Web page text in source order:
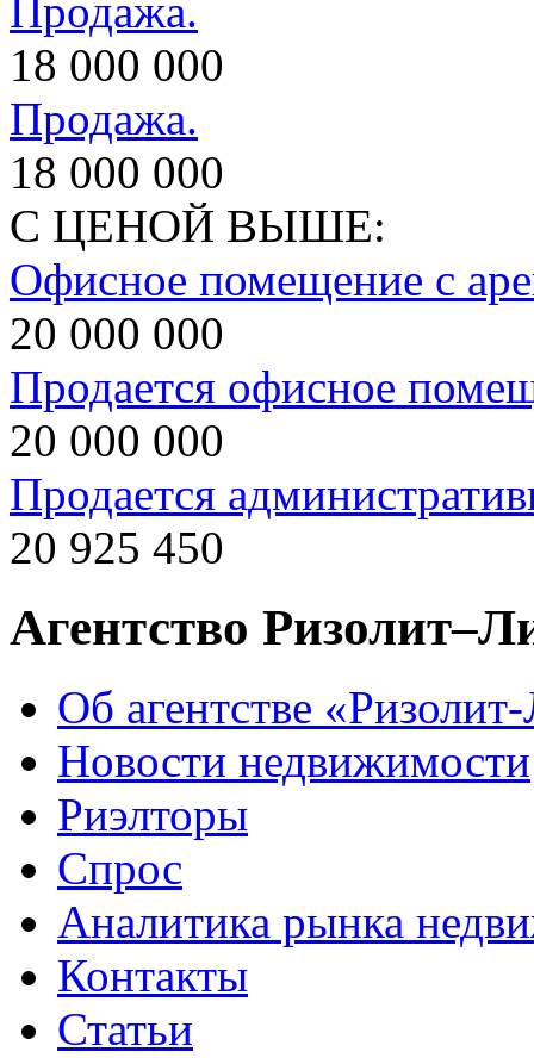
Продажа.
18 000 000
Продажа.
18 000 000
С ЦЕНОЙ ВЫШЕ:
Офисное помещение с
20 000 000
Продается офисное
20 000 000
Продается
20 925 450
Агентство
Об агентстве
Новости недвижимости
Риэлторы
Спрос
Аналитика рынка
Контакты
Статьи